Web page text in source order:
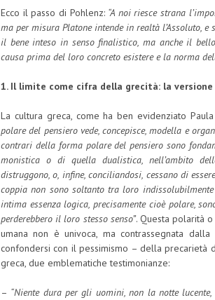
Ecco il passo di Pohlenz: “A noi riesce strana
ma per misura Platone intende in realtà l’Assoluto,
il bene inteso in senso finalistico, ma anche il
causa prima del loro concreto esistere e la norma
1. Il limite come cifra della grecità: la
La cultura greca, come ha ben evidenziato
polare del pensiero vede, concepisce, modella e
contrari della forma polare del pensiero sono
monistica o di quella dualistica, nell’ambito
distruggono, o, infine, conciliandosi, cessano di
coppia non sono soltanto tra loro
intima essenza logica, precisamente cioè polare,
perderebbero il loro stesso senso”. Questa polarità
umana non è univoca, ma contrassegnata
confondersi con il pessimismo – della precarietà
greca, due emblematiche testimonianze:
– “Niente dura per gli uomini, non la notte